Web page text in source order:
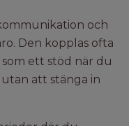
och
Den kopplas ofta
ett stöd när du
att stänga in